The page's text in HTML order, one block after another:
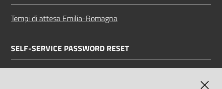
Tempi di attesa Emilia-Romagna
SELF-SERVICE PASSWORD RESET